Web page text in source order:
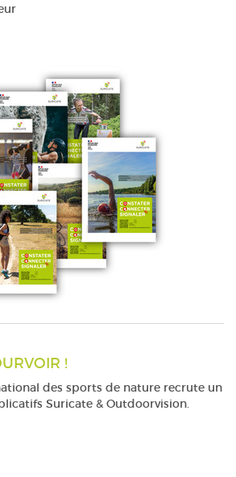
!
des sports de nature recrute un
Suricate & Outdoorvision.